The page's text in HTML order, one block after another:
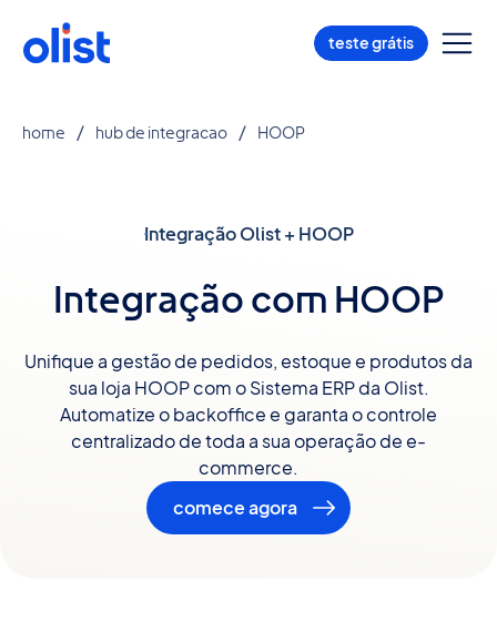
teste grátis
home hub de integracao HOOP
Integração Olist + HOOP
Integração com HOOP
Unifique a gestão de pedidos, estoque e produtos da
sua loja HOOP com o Sistema ERP da Olist.
Automatize o backoffice e garanta o controle
centralizado de toda a sua operação de e-
commerce.
comece agora